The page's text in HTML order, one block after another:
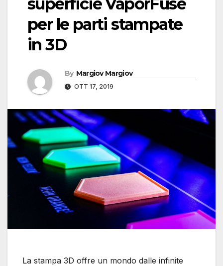
superficie VaporFuse
per le parti stampate
in 3D
By Margiov Margiov
OTT 17, 2019
La stampa 3D offre un mondo dalle infinite